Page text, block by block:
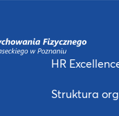
HR
Struktura